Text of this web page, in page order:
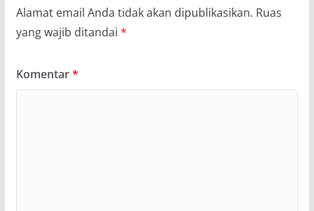
Alamat email Anda tidak akan dipublikasikan. Ruas
yang wajib ditandai *
Komentar*